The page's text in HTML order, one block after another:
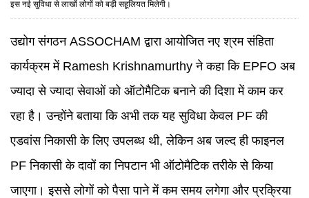
इस नई सुविधा से लाखों लोगों को बड़ी सहूलियत मिलेगी।
उद्योग संगठन ASSOCHAM द्वारा आयोजित नए श्रम संहिता
कार्यक्रम में Ramesh Krishnamurthy ने कहा कि EPFO अब
ज्यादा से ज्यादा सेवाओं को ऑटोमैटिक बनाने की दिशा में काम कर
रहा है। उन्होंने बताया कि अभी तक यह सुविधा केवल PF की
एडवांस निकासी के लिए उपलब्ध थी, लेकिन अब जल्द ही फाइनल
PF निकासी के दावों का निपटान भी ऑटोमैटिक तरीके से किया
जाएगा। इससे लोगों को पैसा पाने में कम समय लगेगा और प्रक्रिया